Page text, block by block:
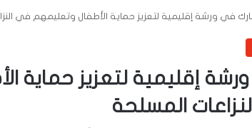
في ورشة إقليمية لتعزيز حماية الأطفال وتعليمهم في
إقليمية لتعزيز حماية
المسلحة